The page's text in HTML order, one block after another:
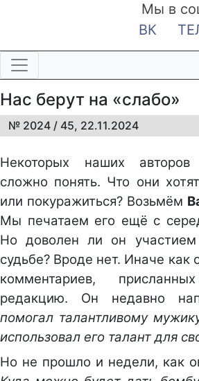
Мы в
ВК
Нас берут на «слабо»
№ 2024 / 45, 22.11.2024
Некоторых наших
сложно понять. Что они
или покуражиться? Возьмём
Мы печатаем его ещё с
Но доволен ли он
судьбе? Вроде нет. Иначе как
комментариев,
редакцию. Он недавно
помогал талантливому
использовал его талант для
Но не прошло и недели, как